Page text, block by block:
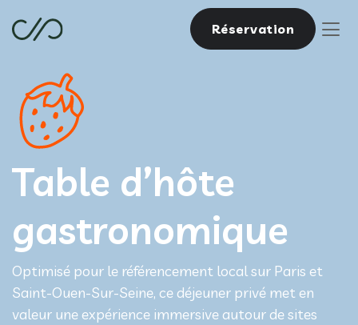
Réservation
Table d’hôte
gastronomique
Optimisé pour le référencement local sur Paris et
Saint-Ouen-Sur-Seine, ce déjeuner privé met en
valeur une expérience immersive autour de sites